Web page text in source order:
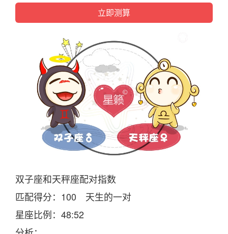
双子座和天秤座配对指数
匹配得分：100 天生的一对
星座比例：48:52